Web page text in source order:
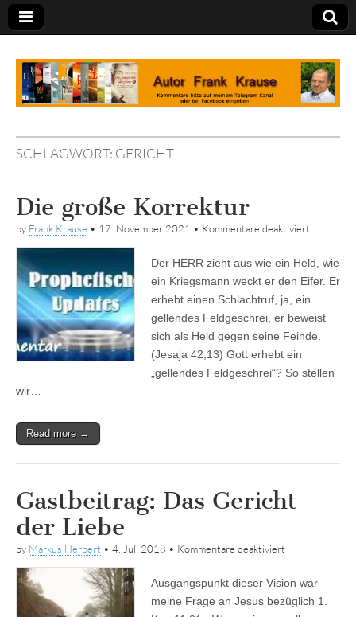
Tagebuch
SCHLAGWORT: GERICHT
Die große Korrektur
by Frank Krause • 17. November 2021 • Kommentare deaktiviert
Korrektur
Der HERR zieht aus wie ein Held, wie
ein Kriegsmann weckt er den Eifer. Er
erhebt einen Schlachtruf, ja, ein
gellendes Feldgeschrei, er beweist
sich als Held gegen seine Feinde.
(Jesaja 42,13) Gott erhebt ein
„gellendes Feldgeschrei“? So stellen
wir…
Read more →
Gastbeitrag: Das Gericht
der Liebe
by Markus Herbert • 4. Juli 2018 • Kommentare deaktiviert
Gericht
der
Liebe
Ausgangspunkt dieser Vision war
meine Frage an Jesus bezüglich 1.